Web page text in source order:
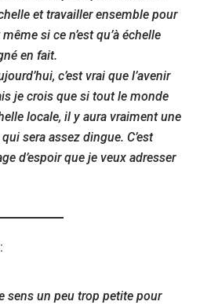
et travailler ensemble pour
si ce n’est qu’à échelle
en fait.
c’est vrai que l’avenir
je crois que si tout le monde
locale, il y aura vraiment une
sera assez dingue. C’est
d’espoir que je veux adresser
sens un peu trop petite pour